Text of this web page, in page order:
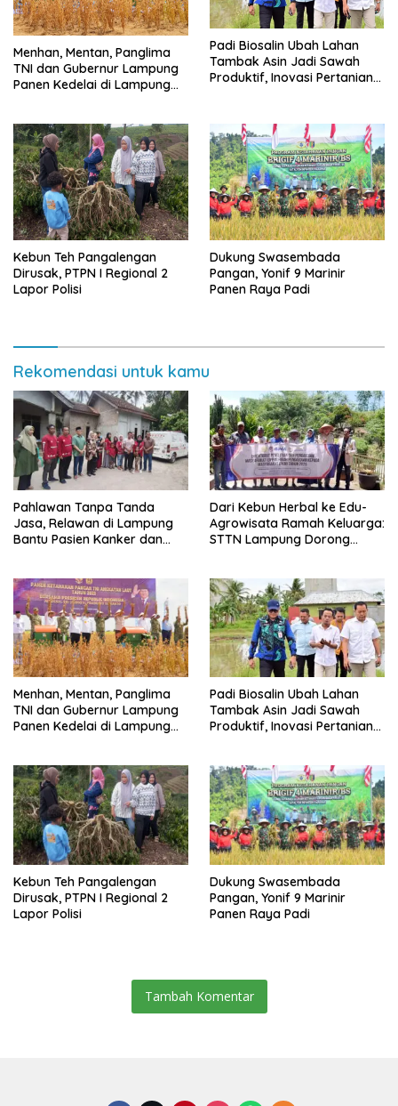
Menhan, Mentan, Panglima
TNI dan Gubernur Lampung
Panen Kedelai di Lampung
Padi Biosalin Ubah Lahan
Tambak Asin Jadi Sawah
Produktif, Inovasi Pertanian
Kebun Teh Pangalengan
Dirusak, PTPN I Regional 2
Lapor Polisi
Dukung Swasembada
Pangan, Yonif 9 Marinir
Panen Raya Padi
Rekomendasi untuk kamu
Pahlawan Tanpa Tanda
Jasa, Relawan di Lampung
Bantu Pasien Kanker dan
Dari Kebun Herbal ke Edu-
Agrowisata Ramah Keluarga:
STTN Lampung Dorong
Menhan, Mentan, Panglima
TNI dan Gubernur Lampung
Panen Kedelai di Lampung
Padi Biosalin Ubah Lahan
Tambak Asin Jadi Sawah
Produktif, Inovasi Pertanian
Kebun Teh Pangalengan
Dirusak, PTPN I Regional 2
Lapor Polisi
Dukung Swasembada
Pangan, Yonif 9 Marinir
Panen Raya Padi
Tambah Komentar